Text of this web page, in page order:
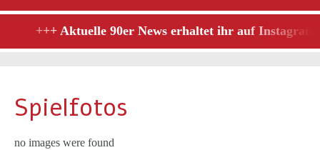
+++ Aktuelle 90er News erhaltet ihr auf
Spielfotos
no images were found